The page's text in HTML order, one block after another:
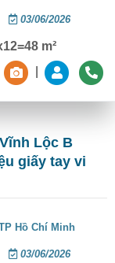
03/06/2026
m²
Lộc B
giấy tay vi
Hồ Chí Minh
03/06/2026